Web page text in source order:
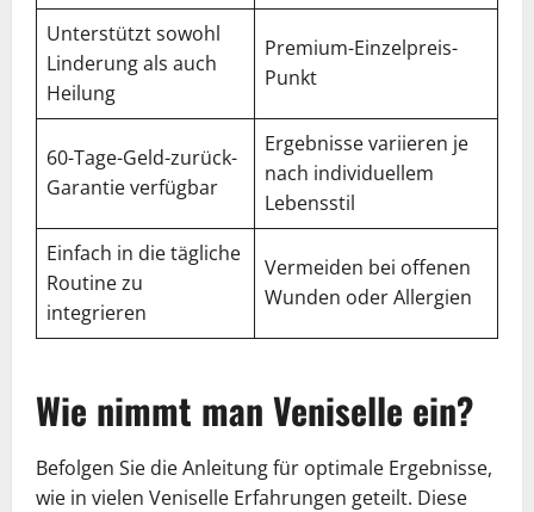
Unterstützt sowohl
Linderung als auch
Heilung
Premium-Einzelpreis-
Punkt
60-Tage-Geld-zurück-
Garantie verfügbar
Ergebnisse variieren je
nach individuellem
Lebensstil
Einfach in die tägliche
Routine zu
integrieren
Vermeiden bei offenen
Wunden oder Allergien
Wie nimmt man Veniselle ein?
Befolgen Sie die Anleitung für optimale Ergebnisse,
wie in vielen Veniselle Erfahrungen geteilt. Diese